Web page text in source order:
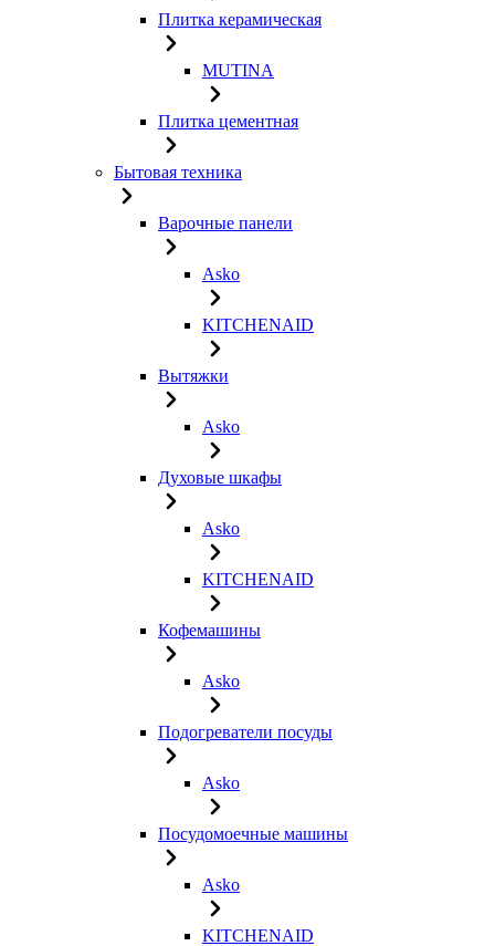
Плитка керамическая
MUTINA
Плитка цементная
Бытовая техника
Варочные панели
Asko
KITCHENAID
Вытяжки
Asko
Духовые шкафы
Asko
KITCHENAID
Кофемашины
Asko
Подогреватели посуды
Asko
Посудомоечные машины
Asko
KITCHENAID